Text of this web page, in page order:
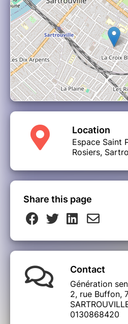
Location
Espace Saint
Rosiers,
Share this page
Contact
Génération
2, rue Buffon,
0130868420